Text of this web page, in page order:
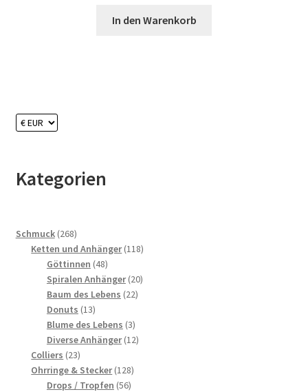
In den Warenkorb
Kategorien
Schmuck 268268
Produkte
Ketten und Anhänger 118118
Göttinnen 4848
Produkte
Spiralen Anhänger 2020
Baum des Lebens 2222
Donuts 1313
Produkte
Blume des Lebens 33
Produkte
Diverse Anhänger 1212
Colliers 2323
Produkte
Ohrringe & Stecker 128128
Drops / Tropfen 5656